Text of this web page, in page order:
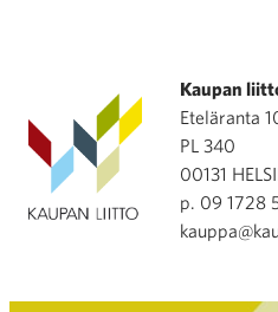
Kaupan
Eteläranta
PL 340
00131
p. 09 1728